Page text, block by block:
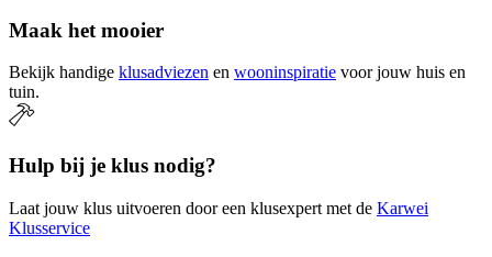
Maak het mooier
Bekijk handige klusadviezen en wooninspiratie voor jouw huis en
tuin.
Hulp bij je klus nodig?
Laat jouw klus uitvoeren door een klusexpert met de Karwei
Klusservice